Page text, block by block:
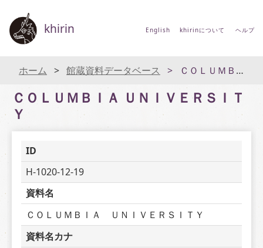
khirin English khirinについて ヘルプ
ホーム 館蔵資料データベース ＣＯＬＵＭＢＩＡ ＵＮＩＶＥＲＳＩＴＹ
ＣＯＬＵＭＢＩＡ ＵＮＩＶＥＲＳＩＴ
Ｙ
ID
H-1020-12-19
資料名
ＣＯＬＵＭＢＩＡ　ＵＮＩＶＥＲＳＩＴＹ
資料名カナ